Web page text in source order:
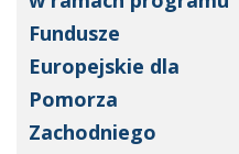
Fundusze
Europejskie dla
Pomorza
Zachodniego